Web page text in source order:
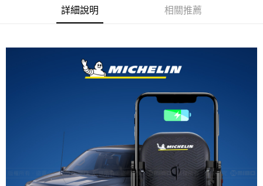
每筆NT$60，滿NT$699(含以上)免運費
詳細說明 相關推薦